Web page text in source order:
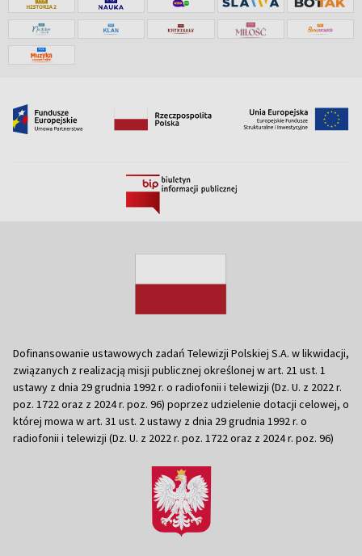
Dofinansowanie ustawowych zadań Telewizji Polskiej S.A. w likwidacji,
związanych z realizacją misji publicznej określonej w art. 21 ust. 1
ustawy z dnia 29 grudnia 1992 r. o radiofonii i telewizji (Dz. U. z 2022 r.
poz. 1722 oraz z 2024 r. poz. 96) poprzez udzielenie dotacji celowej, o
której mowa w art. 31 ust. 2 ustawy z dnia 29 grudnia 1992 r. o
radiofonii i telewizji (Dz. U. z 2022 r. poz. 1722 oraz z 2024 r. poz. 96)